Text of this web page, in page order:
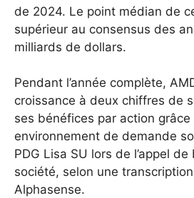
de 2024. Le point médian de
supérieur au consensus des
milliards de dollars.
Pendant l’année complète,
croissance à deux chiffres de
ses bénéfices par action grâce
environnement de demande
PDG Lisa SU lors de l’appel
société, selon une
Alphasense.